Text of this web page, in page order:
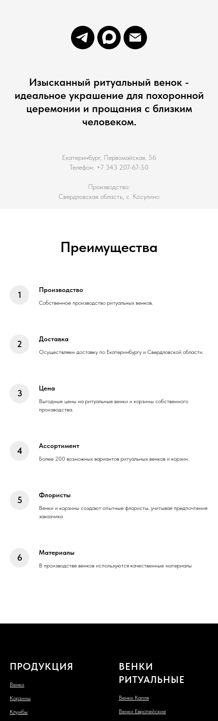
Изысканный ритуальный венок -
идеальное украшение для похоронной
церемонии и прощания с близким
человеком.
Екатеринбург, Первомайская, 56
Телефон: +7 343 207-67-50
Производство:
Свердловская область, с. Косулино
Преимущества
Производство
Собственное производство ритуальных венков.
Доставка
Осуществляем доставку по Екатеринбургу и Свердловской области.
Цена
Выгодные цены на ритуальные венки и корзины собственного
производства.
Ассортимент
Более 200 возможных вариантов ритуальных венков и корзин.
Флористы
Венки и корзины создают опытные флористы, учитывая предпочтения
заказчика
Материалы
В производстве венков используются качественные материалы
ПРОДУКЦИЯ
Венки
Корзины
Клумбы
ВЕНКИ
РИТУАЛЬНЫЕ
Венки Капля
Венки Европейские